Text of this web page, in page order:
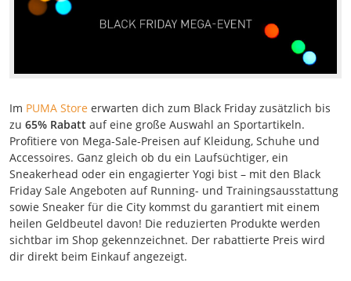
Im PUMA Store erwarten dich zum Black Friday zusätzlich bis
zu 65% Rabatt auf eine große Auswahl an Sportartikeln.
Profitiere von Mega-Sale-Preisen auf Kleidung, Schuhe und
Accessoires. Ganz gleich ob du ein Laufsüchtiger, ein
Sneakerhead oder ein engagierter Yogi bist – mit den Black
Friday Sale Angeboten auf Running- und Trainingsausstattung
sowie Sneaker für die City kommst du garantiert mit einem
heilen Geldbeutel davon! Die reduzierten Produkte werden
sichtbar im Shop gekennzeichnet. Der rabattierte Preis wird
dir direkt beim Einkauf angezeigt.